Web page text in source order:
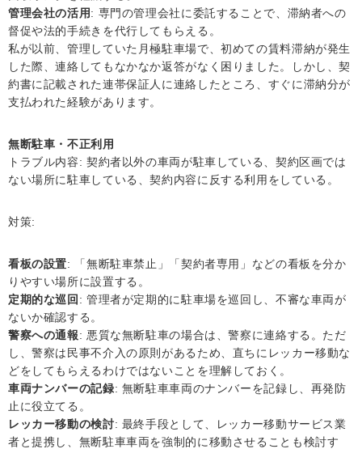
管理会社の活用: 専門の管理会社に委託することで、滞納者への
督促や法的手続きを代行してもらえる。
私が以前、管理していた月極駐車場で、初めての賃料滞納が発生
した際、連絡してもなかなか返答がなく困りました。しかし、契
約書に記載された連帯保証人に連絡したところ、すぐに滞納分が
支払われた経験があります。
無断駐車・不正利用
トラブル内容: 契約者以外の車両が駐車している、契約区画では
ない場所に駐車している、契約内容に反する利用をしている。
対策:
看板の設置: 「無断駐車禁止」「契約者専用」などの看板を分か
りやすい場所に設置する。
定期的な巡回 : 管理者が定期的に駐車場を巡回し、不審な車両が
ないか確認する。
警察への通報: 悪質な無断駐車の場合は、警察に連絡する。ただ
し、警察は民事不介入の原則があるため、直ちにレッカー移動な
どをしてもらえるわけではないことを理解しておく。
車両ナンバーの記録: 無断駐車車両のナンバーを記録し、再発防
止に役立てる。
レッカー移動の検討: 最終手段として、レッカー移動サービス業
者と提携し、無断駐車車両を強制的に移動させることも検討す